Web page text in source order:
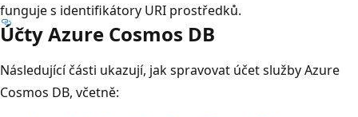
funguje s identifikátory URI prostředků.
Účty Azure Cosmos DB
Následující části ukazují, jak spravovat účet služby Azure
Cosmos DB, včetně: